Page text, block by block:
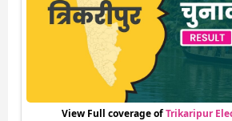
View Full coverage ofTrikaripur